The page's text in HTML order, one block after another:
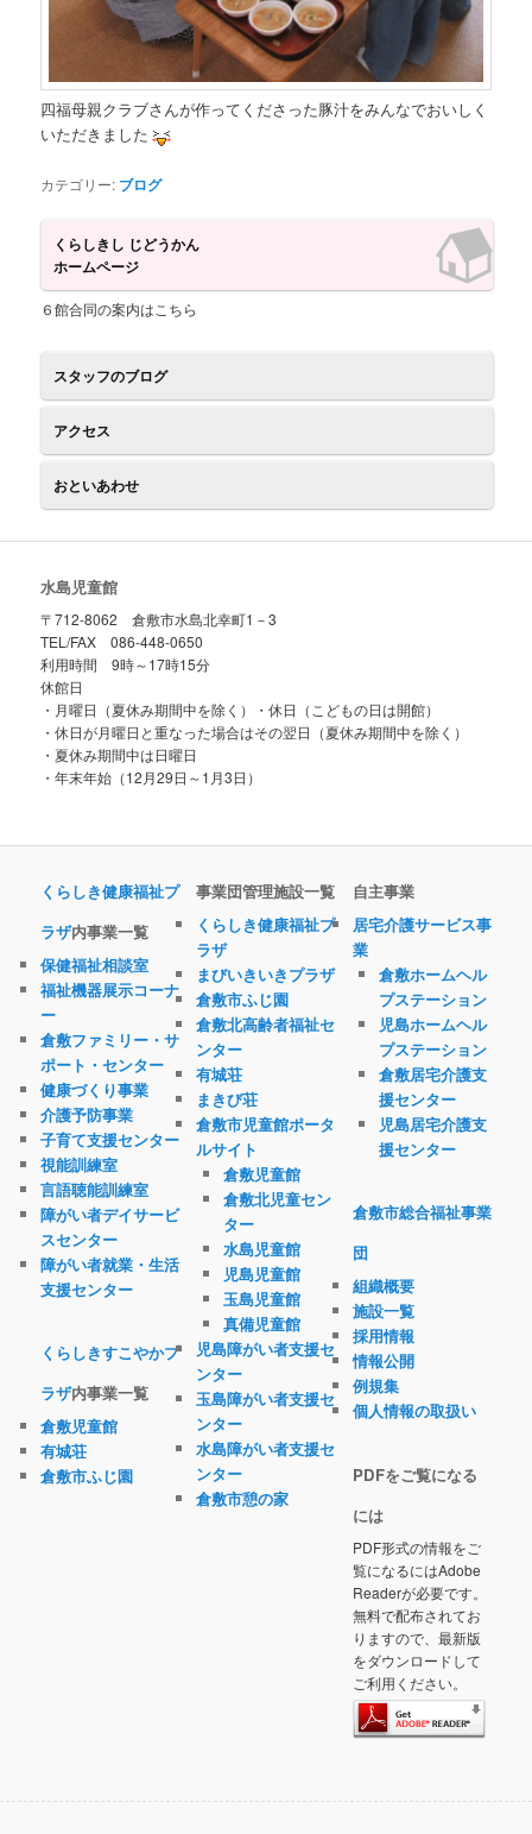
四福母親クラブさんが作ってくださった豚汁をみんなでおいしく
いただきました
カテゴリー: ブログ
くらしきし じどうかん
ホームページ
６館合同の案内はこちら
スタッフのブログ
アクセス
おといあわせ
水島児童館
〒712-8062 倉敷市水島北幸町1－3
TEL/FAX 086-448-0650
利用時間 9時～17時15分
休館日
・月曜日（夏休み期間中を除く）・休日（こどもの日は開館）
・休日が月曜日と重なった場合はその翌日（夏休み期間中を除く）
・夏休み期間中は日曜日
・年末年始（12月29日～1月3日）
くらしき健康福祉プ
ラザ内事業一覧
保健福祉相談室
福祉機器展示コーナ
ー
倉敷ファミリー・サ
ポート・センター
健康づくり事業
介護予防事業
子育て支援センター
視能訓練室
言語聴能訓練室
障がい者デイサービ
スセンター
障がい者就業・生活
支援センター
くらしきすこやかプ
ラザ内事業一覧
倉敷児童館
有城荘
倉敷市ふじ園
事業団管理施設一覧
くらしき健康福祉プ
ラザ
まびいきいきプラザ
倉敷市ふじ園
倉敷北高齢者福祉セ
ンター
有城荘
まきび荘
倉敷市児童館ポータ
ルサイト
倉敷児童館
倉敷北児童セン
ター
水島児童館
児島児童館
玉島児童館
真備児童館
児島障がい者支援セ
ンター
玉島障がい者支援セ
ンター
水島障がい者支援セ
ンター
倉敷市憩の家
自主事業
居宅介護サービス事
業
倉敷ホームヘル
プステーション
児島ホームヘル
プステーション
倉敷居宅介護支
援センター
児島居宅介護支
援センター
倉敷市総合福祉事業
団
組織概要
施設一覧
採用情報
情報公開
例規集
個人情報の取扱い
PDFをご覧になる
には
PDF形式の情報をご
覧になるにはAdobe
Readerが必要です。
無料で配布されてお
りますので、最新版
をダウンロードして
ご利用ください。